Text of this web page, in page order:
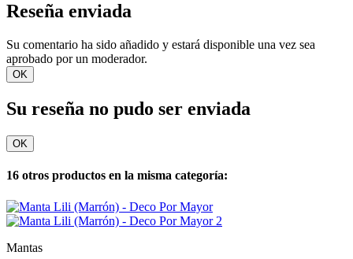
Reseña enviada
Su comentario ha sido añadido y estará disponible una vez sea
aprobado por un moderador.
OK
Su reseña no pudo ser enviada
OK
16 otros productos en la misma categoría:
Mantas